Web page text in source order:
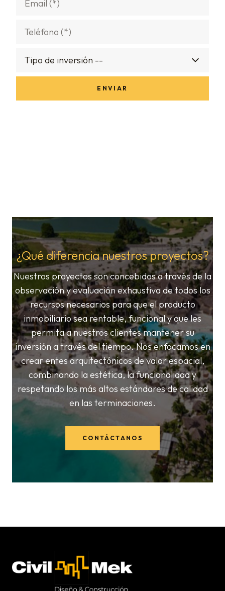
¿Qué diferencia nuestros proyectos?
Nuestros proyectos son concebidos a través de la
observación y evaluación exhaustiva de todos los
recursos necesarios para que el producto
inmobiliario sea rentable, funcional y que les
permita a nuestros clientes mantener su
inversión a través del tiempo. Nos enfocamos en
crear entes arquitectónicos de valor espacial,
combinando la estética, la funcionalidad y
respetando los más altos estándares de calidad
en las terminaciones.
CONTÁCTANOS